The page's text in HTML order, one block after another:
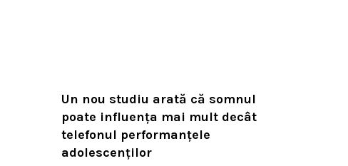
Un nou studiu arată că somnul
poate influența mai mult decât
telefonul performanțele
adolescenților